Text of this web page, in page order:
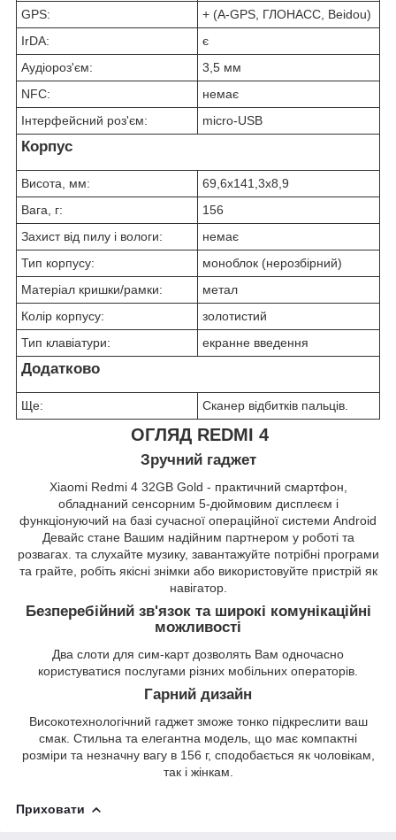
GPS:
+ (A-GPS, ГЛОНАСС, Beidou)
IrDA:
є
Аудіороз'єм:
3,5 мм
NFC:
немає
Інтерфейсний роз'єм:
micro-USB
Корпус
Висота, мм:
69,6х141,3х8,9
Вага, г:
156
Захист від пилу і вологи:
немає
Тип корпусу:
моноблок (нерозбірний)
Матеріал кришки/рамки:
метал
Колір корпусу:
золотистий
Тип клавіатури:
екранне введення
Додатково
Ще: Сканер відбитків пальців.
ОГЛЯД REDMI 4
Зручний гаджет
Xiaomi Redmi 4 32GB Gold - практичний смартфон,
обладнаний сенсорним 5-дюймовим дисплеєм і
функціонуючий на базі сучасної операційної системи Android
Девайс стане Вашим надійним партнером у роботі та
розвагах. та слухайте музику, завантажуйте потрібні програми
та грайте, робіть якісні знімки або використовуйте пристрій як
навігатор.
Безперебійний зв'язок та широкі комунікаційні
можливості
Два слоти для сим-карт дозволять Вам одночасно
користуватися послугами різних мобільних операторів.
Гарний дизайн
Високотехнологічний гаджет зможе тонко підкреслити ваш
смак. Стильна та елегантна модель, що має компактні
розміри та незначну вагу в 156 г, сподобається як чоловікам,
так і жінкам.
Приховати